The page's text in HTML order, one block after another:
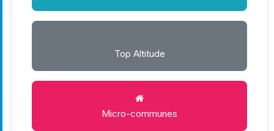
Top Altitude
Micro-communes